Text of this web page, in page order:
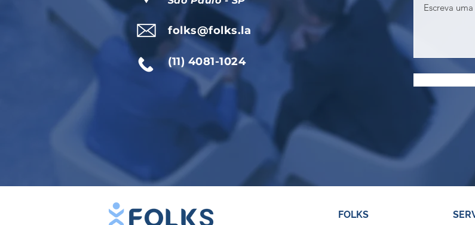
folks@folks.la
(11) 4081-1024
FOLKS